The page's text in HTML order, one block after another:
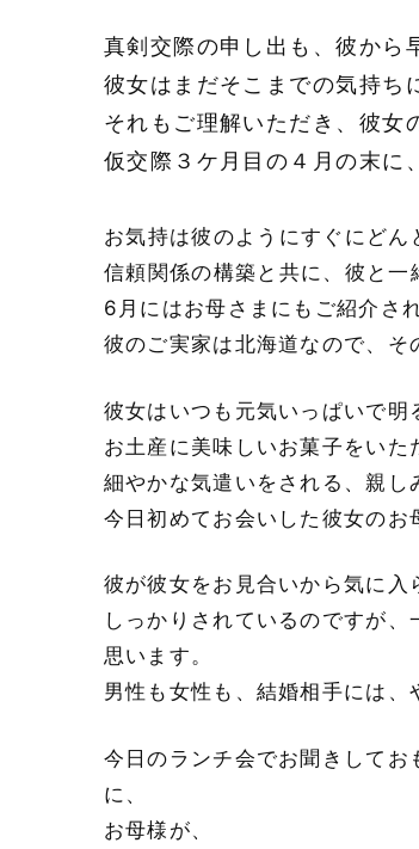
真剣交際の申し出も、彼から
彼女はまだそこまでの気持ち
それもご理解いただき、彼女
仮交際３ケ月目の４月の末に
お気持は彼のようにすぐにどん
信頼関係の構築と共に、彼と一
6月にはお母さまにもご紹介さ
彼のご実家は北海道なので、そ
彼女はいつも元気いっぱいで明
お土産に美味しいお菓子をいた
細やかな気遣いをされる、親し
今日初めてお会いした彼女のお
彼が彼女をお見合いから気に入
しっかりされているのですが
思います。
男性も女性も、結婚相手には、
今日のランチ会でお聞きして
に、
お母様が、